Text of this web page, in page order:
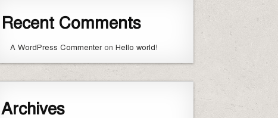
Recent Comments
A WordPress CommenteronHello world!
Archives